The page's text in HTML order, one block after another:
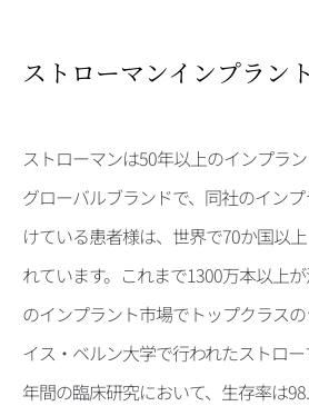
ストローマンインプラン
ストローマンは50年以上のインプラ
グローバルブランドで、同社のイン
けている患者様は、世界で70か国以
れています。これまで1300万本以上
のインプラント市場でトップクラス
イス・ベルン大学で行われたストロ
年間の臨床研究において、生存率は